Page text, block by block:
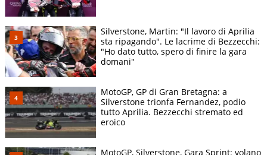
Silverstone, Martin: "Il lavoro di Aprilia
sta ripagando". Le lacrime di Bezzecchi:
"Ho dato tutto, spero di finire la gara
domani"
MotoGP, GP di Gran Bretagna: a
Silverstone trionfa Fernandez, podio
tutto Aprilia. Bezzecchi stremato ed
eroico
MotoGP, Silverstone, Gara Sprint: volano